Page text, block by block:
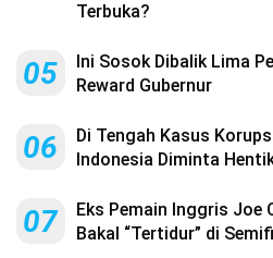
Terbuka?
05
Ini Sosok Dibalik Lima
Reward Gubernur
06
Di Tengah Kasus
Indonesia Diminta
07
Eks Pemain Inggris Joe
Bakal “Tertidur” di